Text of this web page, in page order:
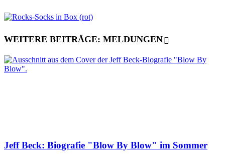
WEITERE BEITRÄGE: MELDUNGEN
Jeff Beck: Biografie "Blow By Blow" im Sommer